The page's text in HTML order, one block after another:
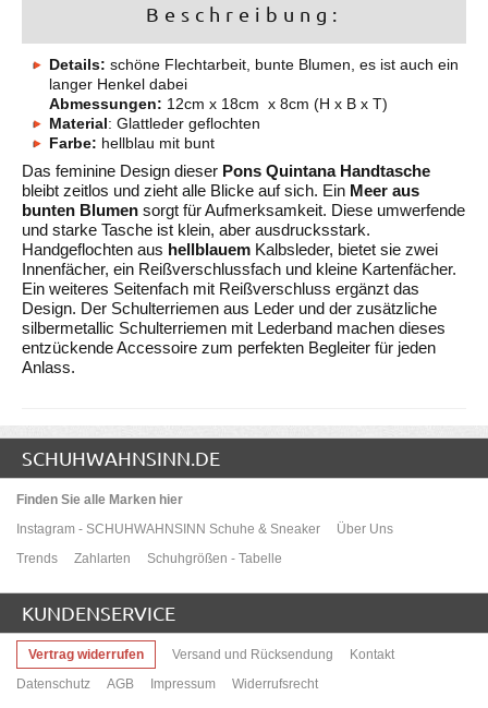
Beschreibung:
Details: schöne Flechtarbeit, bunte Blumen, es ist auch ein
langer Henkel dabei
Abmessungen: 12cm x 18cm x 8cm (H x B x T)
Material: Glattleder geflochten
Farbe: hellblau mit bunt
Das feminine Design dieser Pons Quintana Handtasche
bleibt zeitlos und zieht alle Blicke auf sich. Ein Meer aus
bunten Blumen sorgt für Aufmerksamkeit. Diese umwerfende
und starke Tasche ist klein, aber ausdrucksstark.
Handgeflochten aus hellblauem Kalbsleder, bietet sie zwei
Innenfächer, ein Reißverschlussfach und kleine Kartenfächer.
Ein weiteres Seitenfach mit Reißverschluss ergänzt das
Design. Der Schulterriemen aus Leder und der zusätzliche
silbermetallic Schulterriemen mit Lederband machen dieses
entzückende Accessoire zum perfekten Begleiter für jeden
Anlass.
SCHUHWAHNSINN.DE
Finden Sie alle Marken hier
Instagram - SCHUHWAHNSINN Schuhe & Sneaker
Über Uns
Trends
Zahlarten Schuhgrößen - Tabelle
KUNDENSERVICE
Vertrag widerrufen Versand und Rücksendung
Kontakt
Datenschutz
AGB Impressum Widerrufsrecht